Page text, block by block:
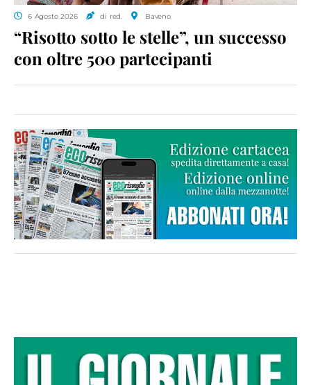
6 Agosto 2026 di red. Baveno
“Risotto sotto le stelle”, un successo
con oltre 500 partecipanti